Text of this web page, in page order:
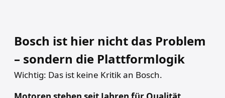
Bosch ist hier nicht das Problem
– sondern die Plattformlogik
Wichtig: Das ist keine Kritik an Bosch.